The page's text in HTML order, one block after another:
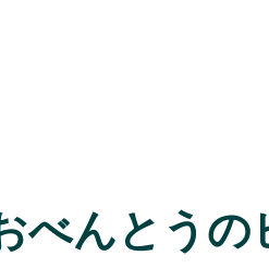
べんとうの